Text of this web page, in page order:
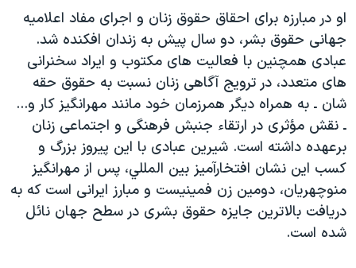
اسرائیل در جنگ
نرگس محمدی برنده جایزه نوبل صلح
همایش محافظه‌کاران آمریکا «سی‌پک»
صفحه‌های ویژه
سفر پرزیدنت ترامپ به چین
او در مبارزه برای احقاق حقوق زنان و اجرای مفاد اعلاميه
جهانی حقوق بشر، دو سال پيش به زندان افكنده شد.
عبادی همچنين با فعاليت های مكتوب و ايراد سخنرانی
های متعدد، در ترويج آگاهی زنان نسبت به حقوق حقه
شان ـ به همراه ديگر همرزمان خود مانند مهرانگيز كار و...
ـ نقش مؤثری در ارتقاء جنبش فرهنگی و اجتماعی زنان
برعهده داشته است. شيرين عبادی با اين پيروز بزرگ و
كسب اين نشان افتخارآميز بين المللي، پس از مهرانگيز
منوچهريان، دومين زن فمينيست و مبارز ايرانی است كه به
دريافت بالاترين جايزه حقوق بشری در سطح جهان نائل
شده است.